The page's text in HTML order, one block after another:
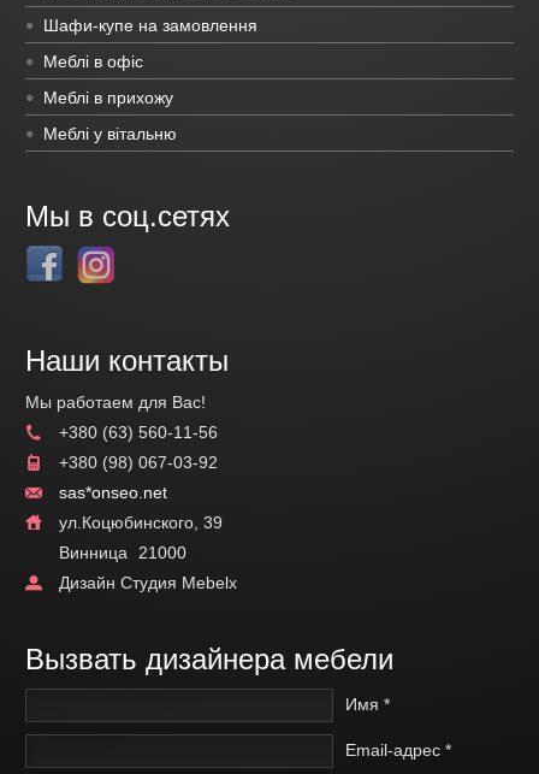
Шафи-купе на замовлення
Меблі в офіс
Меблі в прихожу
Меблі у вітальню
Мы в соц.сетях
Наши контакты
Мы работаем для Вас!
+380 (63) 560-11-56
+380 (98) 067-03-92
sas*onseo.net
ул.Коцюбинского, 39
Винница
21000
Дизайн Студия Mebelx
Вызвать дизайнера мебели
Имя *
Email-адрес *